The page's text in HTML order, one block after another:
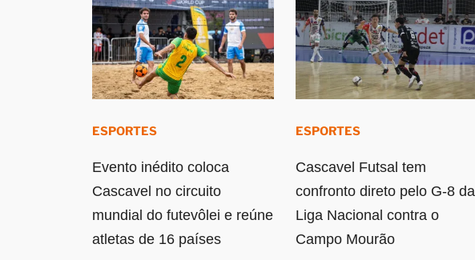
ESPORTES
Evento inédito coloca
Cascavel no circuito
mundial do futevôlei e reúne
atletas de 16 países
ESPORTES
Cascavel Futsal tem
confronto direto pelo G-8 da
Liga Nacional contra o
Campo Mourão